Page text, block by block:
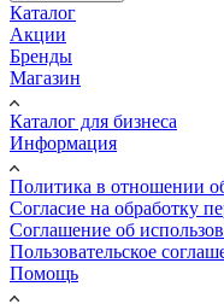
Каталог
Акции
Бренды
Магазин
Каталог для бизнеса
Информация
Политика в отношении
Cогласие на обработку
Cоглашение об
Пользовательское
Помощь